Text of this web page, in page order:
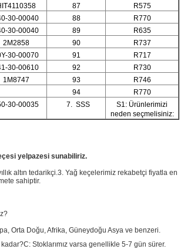
87
R575
30-00040 88
R770
30-00040 89
R635
2M2858 90
R737
30-00070 91
R717
30-00610 92
R730
1M8747 93
R746
94
R770
30-00035 7. SSS
S1: Ürünlerimizi
neden seçmelisiniz:
yelpazesi sunabiliriz.
altın tedarikçi.3. Yağ keçelerimiz rekabetçi fiyatla en
sahiptir.
Orta Doğu, Afrika, Güneydoğu Asya ve benzeri.
kadar?C: Stoklarımız varsa genellikle 5-7 gün sürer.